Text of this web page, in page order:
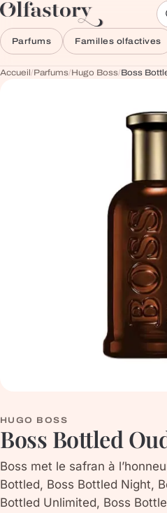
Aller au contenu
Parfums Familles olfactives
Accueil/Parfums/Hugo Boss/Boss
HUGO BOSS
Boss Bottled
Boss met le safran à
Bottled, Boss Bottled Night,
Bottled Unlimited, Boss